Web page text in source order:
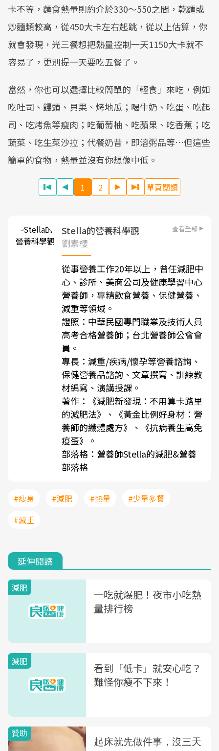
卡不等，麵食熱量則約介於330～550之間，乾麵或
炒麵類較高，從450大卡左右起跳，從以上估算，你
就會發現，光三餐想把熱量控制一天1150大卡就不
容易了，更別提一天要吃五餐了。
當然，你也可以選擇比較簡單的「輕食」來吃，例如
吃吐司、饅頭、貝果、烤地瓜；喝牛奶、吃蛋、吃起
司、吃烤魚等瘦肉；吃葡萄柚、吃蘋果、吃香蕉；吃
蔬菜、吃生菜沙拉；代餐奶昔，即溶粥品等…但這些
簡單的食物，熱量並沒有你想像中低。
1 2 單頁閱讀
Stella的營養科學觀 查看全部
劉素櫻
從事營養工作20年以上，曾任減肥中
心、診所、美商公司及健康學習中心
營養師，專精飲食營養、保健營養、
減重等領域。
證照：中華民國專門職業及技術人員
高考合格營養師；台北營養師公會會
員。
專長：減重/疾病/懷孕等營養諮詢、
保健營養品諮詢、文章撰寫、訓練教
材編寫、演講授課。
著作：《減肥新發現：不用算卡路里
的減肥法》、《黃金比例好身材：營
養師的纖體處方》、《抗病養生高免
疫蛋》。
部落格： 營養師Stella的減肥&營養
部落格
#瘦身 #減肥 #熱量
#少量多餐
#減重
延伸閱讀
減肥
一吃就爆肥！夜市小吃熱
量排行榜
減肥
看到「低卡」就安心吃？
難怪你瘦不下來！